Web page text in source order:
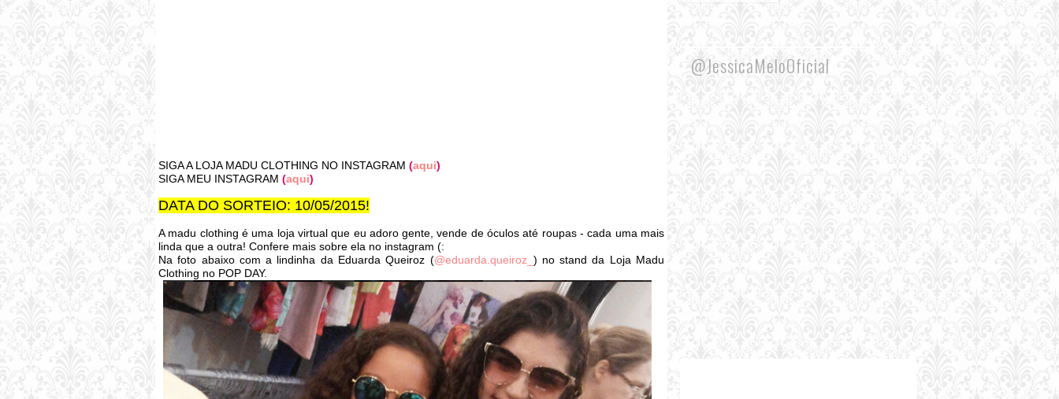
SIGA A LOJA MADU CLOTHING NO INSTAGRAM (aqui)
SIGA MEU INSTAGRAM (aqui)
DATA DO SORTEIO: 10/05/2015!
A madu clothing é uma loja virtual que eu adoro gente, vende de óculos até roupas - cada uma mais
linda que a outra! Confere mais sobre ela no instagram (:
Na foto abaixo com a lindinha da Eduarda Queiroz (@eduarda.queiroz_ ) no stand da Loja Madu
Clothing no POP DAY.
@JessicaMeloOficial